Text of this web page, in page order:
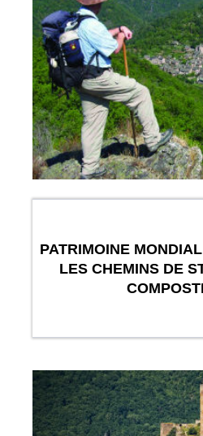
PATRIMOINE
LES CHEMINS DE